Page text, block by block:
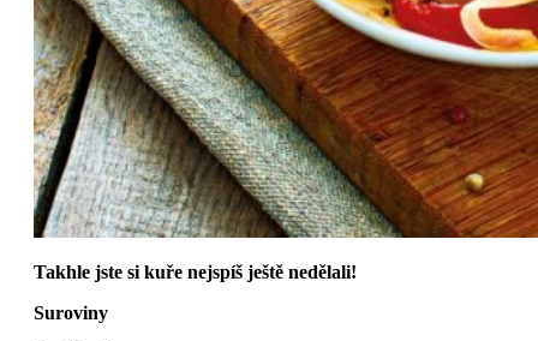
Takhle jste si kuře nejspíš ještě nedělali!
Suroviny